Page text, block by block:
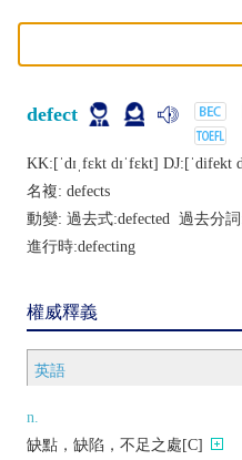
defect
KK:[ˈdɪˌfɛkt dɪˈfɛkt] DJ:[ˈdifеkt
名複: defects
動變: 過去式:defected 過去分
進行時:defecting
權威釋義
英語
n.
缺點，缺陷，不足之處[C]